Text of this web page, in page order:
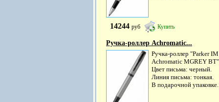
14244 руб Купить
Ручка-роллер Achromatic...
Ручка-роллер "Parker IM
Achromatic MGREY
Цвет письма: черный.
Линия письма: тонкая.
В подарочной упаковке.